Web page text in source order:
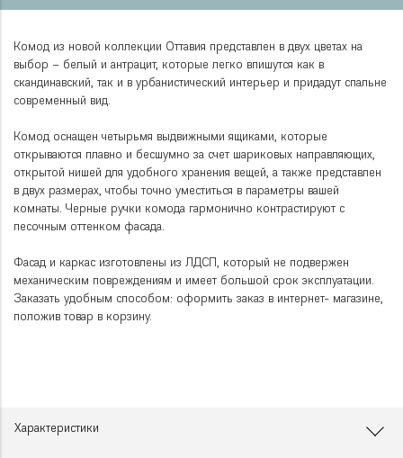
Комод из новой коллекции Оттавия представлен в двух цветах на
выбор – белый и антрацит, которые легко впишутся как в
скандинавский, так и в урбанистический интерьер и придадут спальне
современный вид.
Комод оснащен четырьмя выдвижными ящиками, которые
открываются плавно и бесшумно за счет шариковых направляющих,
открытой нишей для удобного хранения вещей, а также представлен
в двух размерах, чтобы точно уместиться в параметры вашей
комнаты. Черные ручки комода гармонично контрастируют с
песочным оттенком фасада.
Фасад и каркас изготовлены из ЛДСП, который не подвержен
механическим повреждениям и имеет большой срок эксплуатации.
Заказать удобным способом: оформить заказ в интернет- магазине,
положив товар в корзину.
Характеристики